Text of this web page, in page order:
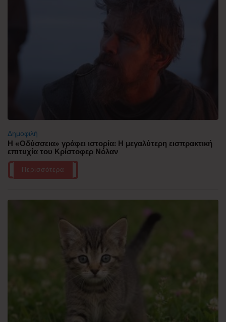
Δημοφιλή
Η «Οδύσσεια» γράφει ιστορία: Η μεγαλύτερη εισπρακτική
επιτυχία του Κρίστοφερ Νόλαν
Περισσότερα